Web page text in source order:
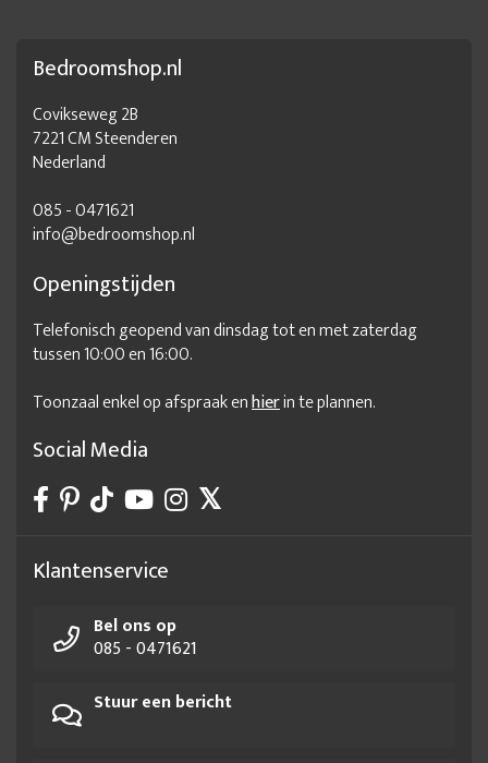
Bedroomshop.nl
Covikseweg 2B
7221 CM Steenderen
Nederland
085 - 0471621
info@bedroomshop.nl
Openingstijden
Telefonisch geopend van dinsdag tot en met zaterdag
tussen 10:00 en 16:00.
Toonzaal enkel op afspraak enhierin te plannen.
Social Media
Klantenservice
Bel ons op
085 - 0471621
Stuur een bericht